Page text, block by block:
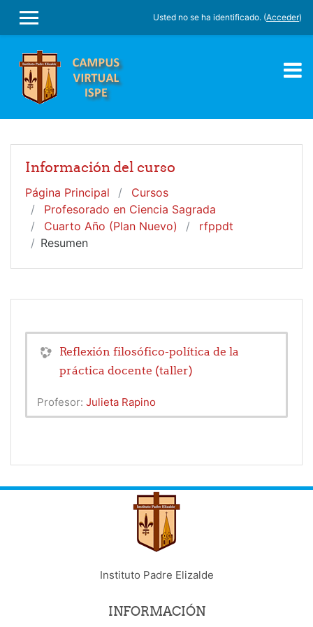
PANEL LATERAL
Usted no se ha identificado. (Acceder)
Información del curso
Página Principal
Cursos
Profesorado en Ciencia Sagrada
Cuarto Año (Plan Nuevo)
rfppdt
Resumen
Reflexión filosófico-política de la
práctica docente (taller)
Profesor: Julieta Rapino
Instituto Padre Elizalde
INFORMACIÓN